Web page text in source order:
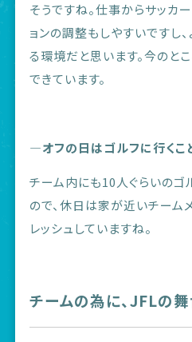
そうですね。仕事からサッカ
ョンの調整もしやすいですし
る環境だと思います。今のと
できています。
―オフの日はゴルフに行くこ
チーム内にも10人ぐらいのゴ
ので、休日は家が近いチーム
レッシュしていますね。
チームの為に、JFLの